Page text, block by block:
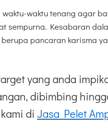
waktu tenang agar
sempurna. Kesabaran
pancaran karisma
yang anda
dibimbing
di Jasa Pelet